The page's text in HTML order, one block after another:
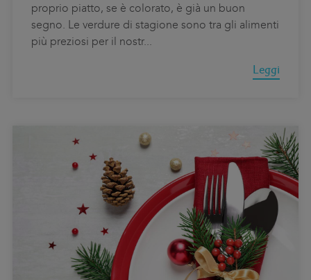
proprio piatto, se è colorato, è già un buon
segno. Le verdure di stagione sono tra gli alimenti
più preziosi per il nostr...
Leggi